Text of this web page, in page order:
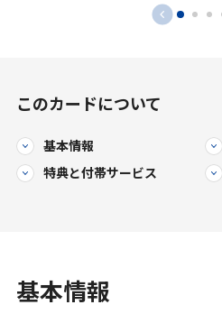
このカードについて
基本情報
特典と付帯サービス
基本情報